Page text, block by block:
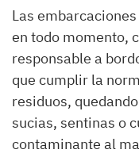
Las
en todo momento,
responsable a
que cumplir la
residuos,
sucias, sentinas o
contaminante al